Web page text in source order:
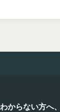
からない方へ、